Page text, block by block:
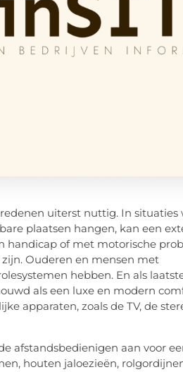
uiterst nuttig. In situaties
plaatsen hangen, kan een
handicap of met motorische
Ouderen en mensen met
hebben. En als
als een luxe en modern
apparaten, zoals de TV, de
afstandsbedienigen aan voor
houten jaloezieën,